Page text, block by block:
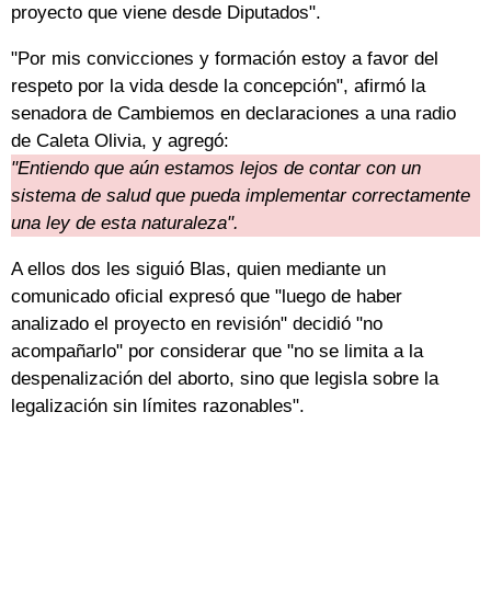
proyecto que viene desde Diputados".
"Por mis convicciones y formación estoy a favor del
respeto por la vida desde la concepción", afirmó la
senadora de Cambiemos en declaraciones a una radio
de Caleta Olivia, y agregó:
"Entiendo que aún estamos lejos de contar con un
sistema de salud que pueda implementar correctamente
una ley de esta naturaleza".
A ellos dos les siguió Blas, quien mediante un
comunicado oficial expresó que "luego de haber
analizado el proyecto en revisión" decidió "no
acompañarlo" por considerar que "no se limita a la
despenalización del aborto, sino que legisla sobre la
legalización sin límites razonables".